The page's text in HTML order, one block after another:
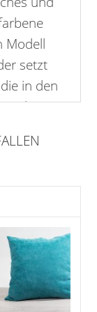
Modell
setzt
in den
sei es
sich
mit
weiteres